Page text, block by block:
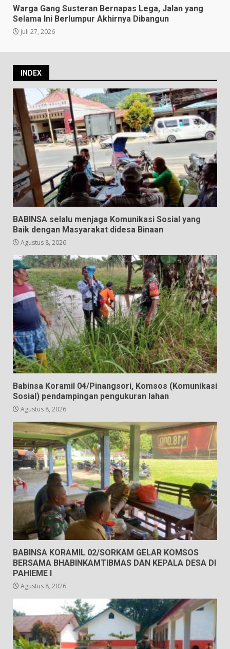
Warga Gang Susteran Bernapas Lega, Jalan yang
Selama Ini Berlumpur Akhirnya Dibangun
Juli 27, 2026
INDEX
BABINSA selalu menjaga Komunikasi Sosial yang
Baik dengan Masyarakat didesa Binaan
Agustus 8, 2026
Babinsa Koramil 04/Pinangsori, Komsos (Komunikasi
Sosial) pendampingan pengukuran lahan
Agustus 8, 2026
BABINSA KORAMIL 02/SORKAM GELAR KOMSOS
BERSAMA BHABINKAMTIBMAS DAN KEPALA DESA DI
PAHIEME I
Agustus 8, 2026